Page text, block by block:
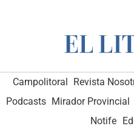
Campolitoral Revista
Podcasts Mirador Provincial
Notife